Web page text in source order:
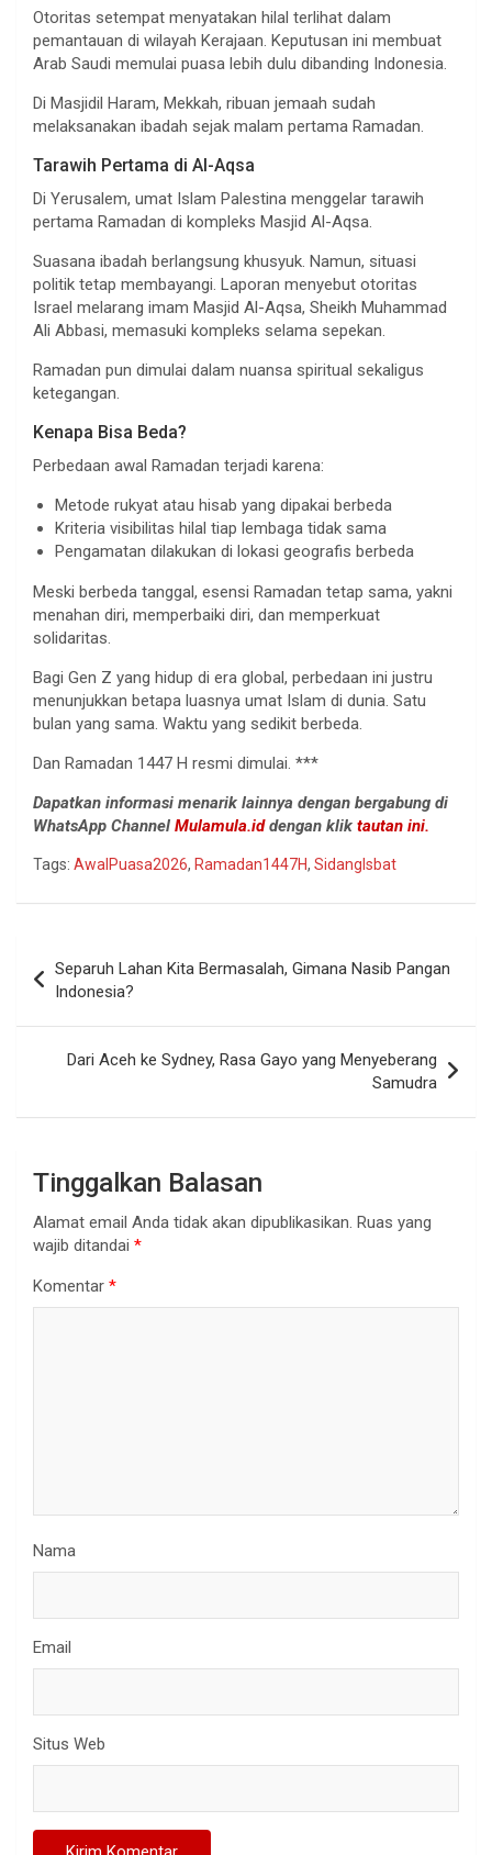
Otoritas setempat menyatakan hilal terlihat dalam
pemantauan di wilayah Kerajaan. Keputusan ini membuat
Arab Saudi memulai puasa lebih dulu dibanding Indonesia.
Di Masjidil Haram, Mekkah, ribuan jemaah sudah
melaksanakan ibadah sejak malam pertama Ramadan.
Tarawih Pertama di Al-Aqsa
Di Yerusalem, umat Islam Palestina menggelar tarawih
pertama Ramadan di kompleks Masjid Al-Aqsa.
Suasana ibadah berlangsung khusyuk. Namun, situasi
politik tetap membayangi. Laporan menyebut otoritas
Israel melarang imam Masjid Al-Aqsa, Sheikh Muhammad
Ali Abbasi, memasuki kompleks selama sepekan.
Ramadan pun dimulai dalam nuansa spiritual sekaligus
ketegangan.
Kenapa Bisa Beda?
Perbedaan awal Ramadan terjadi karena:
Metode rukyat atau hisab yang dipakai berbeda
Kriteria visibilitas hilal tiap lembaga tidak sama
Pengamatan dilakukan di lokasi geografis berbeda
Meski berbeda tanggal, esensi Ramadan tetap sama, yakni
menahan diri, memperbaiki diri, dan memperkuat
solidaritas.
Bagi Gen Z yang hidup di era global, perbedaan ini justru
menunjukkan betapa luasnya umat Islam di dunia. Satu
bulan yang sama. Waktu yang sedikit berbeda.
Dan Ramadan 1447 H resmi dimulai. ***
Dapatkan informasi menarik lainnya dengan bergabung di
WhatsApp Channel Mulamula.iddengan klik tautan ini.
Tags: AwalPuasa2026, Ramadan1447H, SidangIsbat
pos
Separuh Lahan Kita Bermasalah, Gimana Nasib Pangan
Indonesia?
Dari Aceh ke Sydney, Rasa Gayo yang Menyeberang
Samudra
Tinggalkan Balasan
Alamat email Anda tidak akan dipublikasikan. Ruas yang
wajib ditandai *
Komentar *
Nama
Email
Situs Web